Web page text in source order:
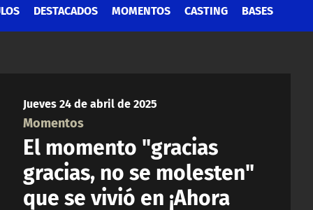
DESTACADOS MOMENTOS CASTING BASES
Jueves 24 de abril de 2025
Momentos
El momento "gracias
gracias, no se molesten"
que se vivió en ¡Ahora